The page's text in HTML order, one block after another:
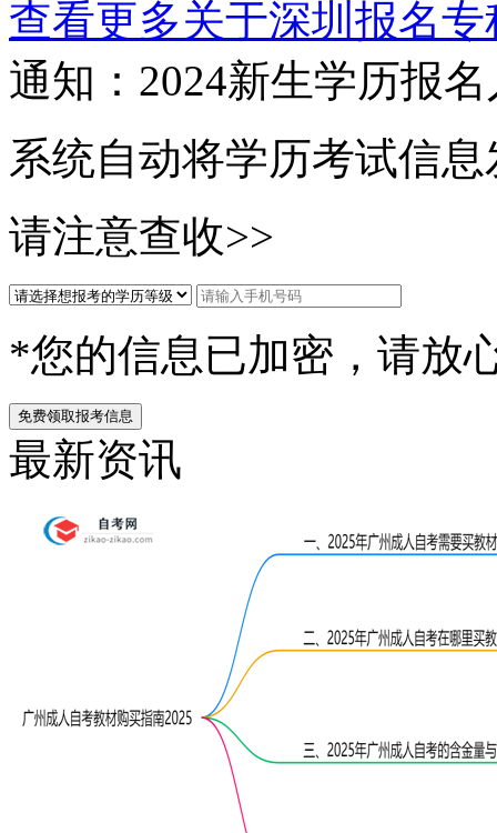
查看更多关于深圳报名专
通知：2024新生学历报名
系统自动将学历考试信
请注意查收>>
*您的信息已加密，请放
免费领取报考信息
最新资讯